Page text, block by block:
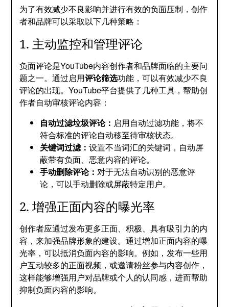
为了有效减少不良影响并进行有效的负面压制，创作
者和品牌可以采取以下几种策略：
1. 主动监控和管理评论
负面评论是YouTube内容创作者和品牌面临的主要问
题之一。通过启用评论筛选功能，可以有效减少不良
评论的出现。YouTube平台提供了几种工具，帮助创
作者自动审核评论内容：
自动过滤垃圾评论： 启用自动过滤功能，将不
符合标准的评论自动移至待审核状态。
关键词过滤：设置不当词汇的关键词，自动屏
蔽带有负面、恶意内容的评论。
手动删除评论：对于无法自动识别的恶意评
论，可以手动删除或屏蔽特定用户。
2. 增强正面内容的曝光率
创作者应通过发布更多正面、积极、具有吸引力的内
容，来加强品牌形象的建设。通过增加正面内容的曝
光率，可以抵消负面内容的影响。例如，发布一些用
户互动较多的正面视频，或邀请粉丝参与内容创作，
这样能够增强用户对品牌或个人的认同感，进而帮助
抑制负面内容的影响。